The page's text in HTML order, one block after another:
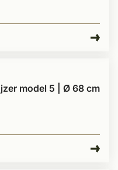
model 5 | Ø 68 cm